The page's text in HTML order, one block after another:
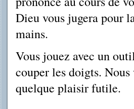
Dieu vous jugera pour
mains.
Vous jouez avec un
couper les doigts.
quelque plaisir futile.